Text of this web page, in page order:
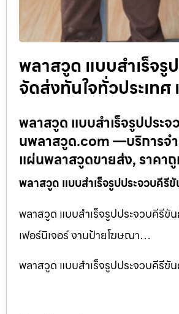
พลาสวูด แบบสำเร็จ
จัดส่งทันใจทั่วประเท
พลาสวูด แบบสำเร็จรูปประ
นพลาสวูด.com —บริการจ
แผ่นพลาสวูดขายส่ง, ราคา
พลาสวูด แบบสำเร็จรูปประจวบคีรี
พลาสวูด แบบสำเร็จรูปประจวบคีรีขั
เฟอร์นิเจอร์ งานป้ายโฆษณา…
พลาสวูด แบบสำเร็จรูปประจวบคีรีขั